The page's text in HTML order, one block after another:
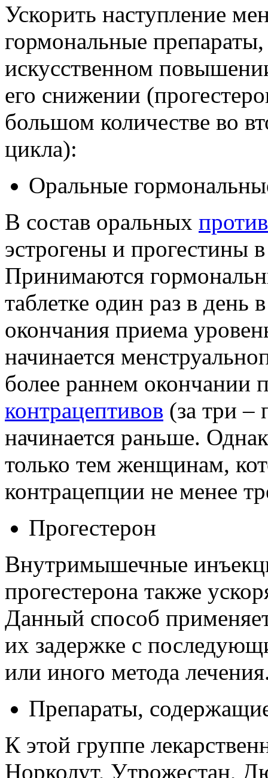
Ускорить наступление
гормональные
искусственном
его снижении
большом количестве во
цикла):
Оральные
В состав оральных
эстрогены и прогестины
Принимаются
таблетке один раз в день
окончания приема
начинается
более раннем окончании
контрацептивов (за три –
начинается раньше.
только тем женщинам,
контрацепции не менее
Прогестерон
Внутримышечные
прогестерона также
Данный способ
их задержке с
или иного метода
Препараты,
К этой группе
Норколут, Утрожестан,